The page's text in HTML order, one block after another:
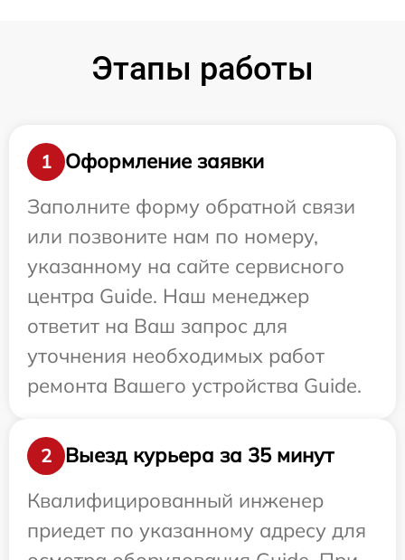
Этапы работы
1
Оформление заявки
Заполните форму обратной связи
или позвоните нам по номеру,
указанному на сайте сервисного
центра Guide. Наш менеджер
ответит на Ваш запрос для
уточнения необходимых работ
ремонта Вашего устройства Guide.
2
Выезд курьера за 35 минут
Квалифицированный инженер
приедет по указанному адресу для